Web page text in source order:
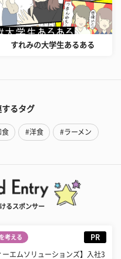
すれみの大学生あるある
するタグ
食 #洋食 #ラーメン
るスポンサー
考える PR
ーエムソリューションズ】入社3